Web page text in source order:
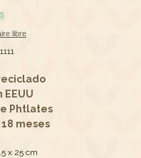
libre
EEUU
Phtlates
meses
x 25 cm